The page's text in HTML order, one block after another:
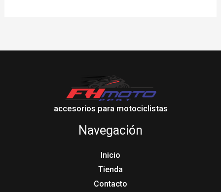
accesorios para motociclistas
Navegación
Inicio
Tienda
Contacto